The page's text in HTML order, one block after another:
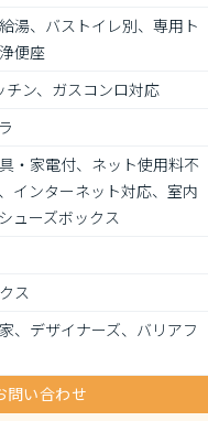
湯、バストイレ別、専用ト
便座
ン、ガスコンロ対応
・家電付、ネット使用料不
インターネット対応、室内
ューズボックス
ス
、デザイナーズ、バリアフ
問い合わせ